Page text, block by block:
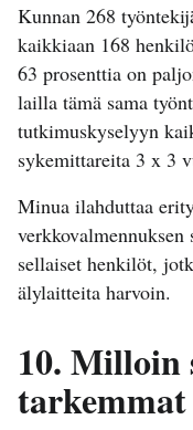
Kunnan 268
kaikkiaan 168
63 prosenttia on
lailla tämä sama
tutkimuskyselyyn
sykemittareita 3 x 3
Minua ilahduttaa
sellaiset henkilöt,
älylaitteita harvoin.
10. Milloin